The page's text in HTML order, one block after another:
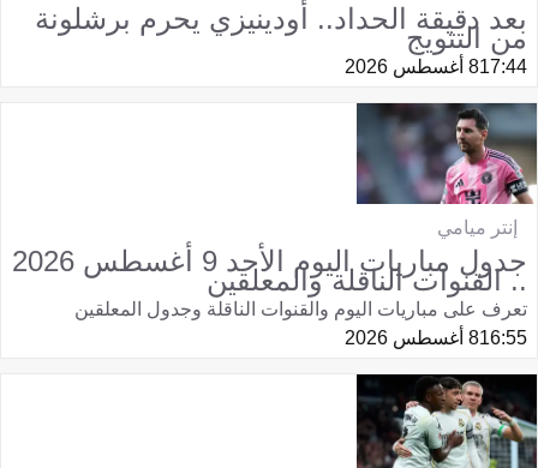
بعد دقيقة الحداد.. أودينيزي يحرم برشلونة
من التتويج
17:448 أغسطس 2026
إنتر ميامي
جدول مباريات اليوم الأحد 9 أغسطس 2026
.. القنوات الناقلة والمعلقين
تعرف على مباريات اليوم والقنوات الناقلة وجدول المعلقين
16:558 أغسطس 2026